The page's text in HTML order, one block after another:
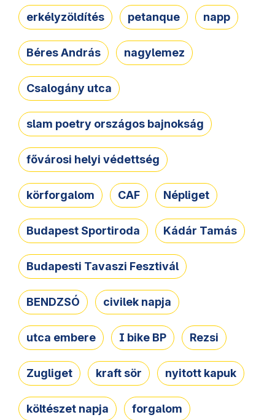
erkélyzöldítés petanque napp
Béres András nagylemez
Csalogány utca
slam poetry országos bajnokság
fővárosi helyi védettség
körforgalom CAF Népliget
Budapest Sportiroda Kádár Tamás
Budapesti Tavaszi Fesztivál
BENDZSÓ civilek napja
utca embere I bike BP Rezsi
Zugliget kraft sör nyitott kapuk
költészet napja forgalom